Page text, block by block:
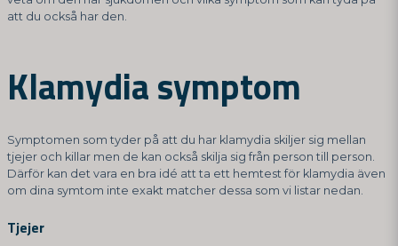
att du också har den.
Klamydia symptom
Symptomen som tyder på att du har klamydia skiljer sig mellan
tjejer och killar men de kan också skilja sig från person till person.
Därför kan det vara en bra idé att ta ett hemtest för klamydia även
om dina symtom inte exakt matcher dessa som vi listar nedan.
Tjejer